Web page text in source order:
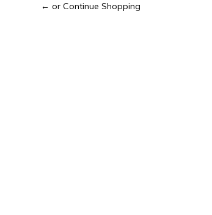
← or Continue Shopping